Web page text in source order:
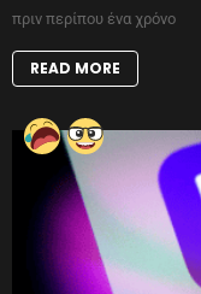
πριν περίπου ένα χρόνο
READ MORE